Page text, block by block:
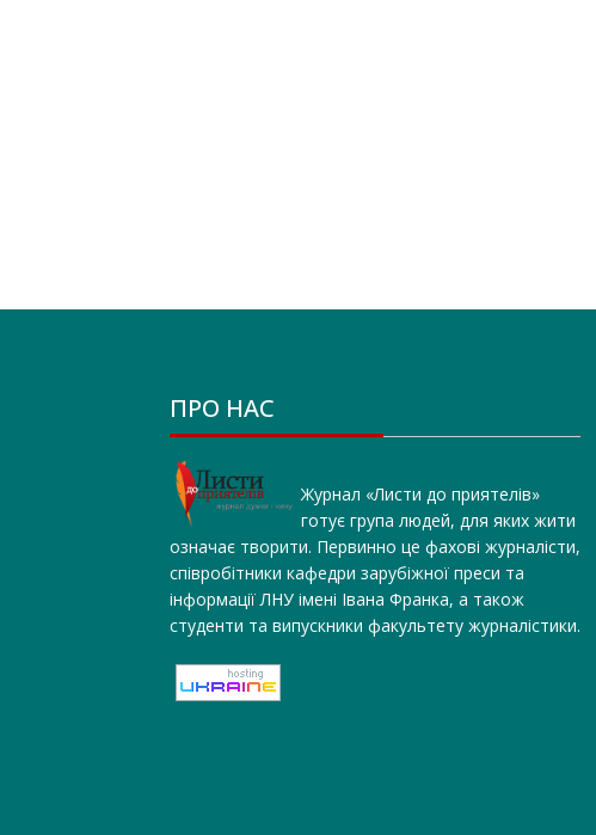
ПРО НАС
Журнал «Листи до приятелів»
готує група людей, для яких жити
означає творити. Первинно це фахові журналісти,
співробітники кафедри зарубіжної преси та
інформації ЛНУ імені Івана Франка, а також
студенти та випускники факультету журналістики.